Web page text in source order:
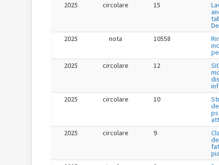
2025
circolare 15
2025
nota 10558
2025
circolare 12
2025
circolare 10
2025
circolare 9